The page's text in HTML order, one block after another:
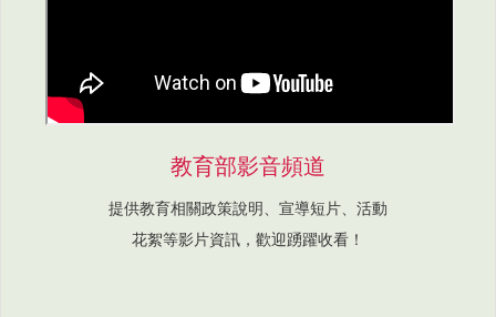
教育部影音頻道
提供教育相關政策說明、宣導短片、活動
花絮等影片資訊，歡迎踴躍收看！